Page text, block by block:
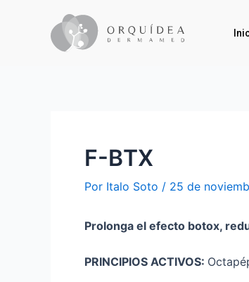
F-BTX
Por Italo Soto / 25 de
Prolonga el efecto botox,
PRINCIPIOS ACTIVOS: